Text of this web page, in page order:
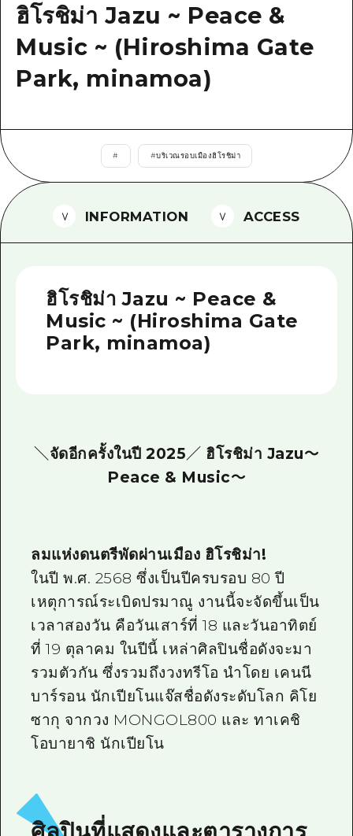
ประวัติศาสตร์ / วัฒนธรรม
การรักษา
ธรรมชาติ
ชิมาเนะ
บริการรับฝากและจัดส่งสัมภาระ
ฮิโรชิมะโอโมะเตะนะชิ
ฮิโรชิม่า ฟรี Wi-Fi
ไกด์อาสาสมัครไ
วิดีโอฮิโรชิม่า
คำถามที่พบบ่อย
ฮิโรชิม่า Jazu ~ Peace &
Music ~ (Hiroshima Gate
Park, minamoa)
# #บริเวณรอบเมืองฮิโรชิม่า
INFORMATION ACCESS
ฮิโรชิม่า Jazu ~ Peace &
Music ~ (Hiroshima Gate
Park, minamoa)
＼จัดอีกครั้งในปี 2025／ ฮิโรชิม่า Jazu～
Peace & Music～
ลมแห่งดนตรีพัดผ่านเมือง ฮิโรชิม่า!
ในปี พ.ศ. 2568 ซึ่งเป็นปีครบรอบ 80 ปี
เหตุการณ์ระเบิดปรมาณู งานนี้จะจัดขึ้นเป็น
เวลาสองวัน คือวันเสาร์ที่ 18 และวันอาทิตย์
ที่ 19 ตุลาคม ในปีนี้ เหล่าศิลปินชื่อดังจะมา
รวมตัวกัน ซึ่งรวมถึงวงทรีโอ นำโดย เคนนี
บาร์รอน นักเปียโนแจ๊สชื่อดังระดับโลก คิโย
ซากุ จากวง MONGOL800 และ ทาเคชิ
โอบายาชิ นักเปียโน